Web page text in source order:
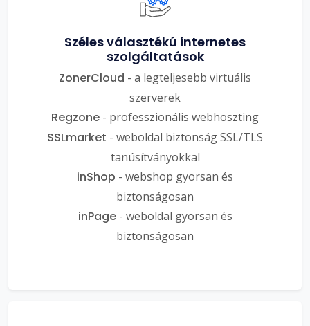
Széles választékú internetes
szolgáltatások
ZonerCloud - a legteljesebb virtuális
szerverek
Regzone - professzionális webhoszting
SSLmarket - weboldal biztonság SSL/TLS
tanúsítványokkal
inShop - webshop gyorsan és
biztonságosan
inPage- weboldal gyorsan és
biztonságosan